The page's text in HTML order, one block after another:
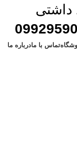
داشتی
تماس با مادرباره ما